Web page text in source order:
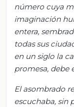
número cuya
imaginación
entera,
todas sus
en un siglo la
promesa, debe
El asombrado
escuchaba, sin